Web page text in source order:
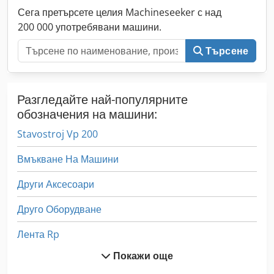
Сега претърсете целия Machineseeker с над
200 000 употребявани машини.
Търсене
Разгледайте най-популярните
обозначения на машини:
Stavostroj Vp 200
Вмъкване На Машини
Други Аксесоари
Друго Оборудване
Лента Rp
Лист За Почистване На Машини
Покажи още